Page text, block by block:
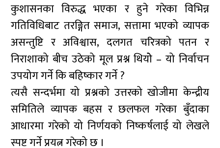
कुशासनका विरुद्ध भएका र हुने गरेका विभिन्न
गतिविधिबाट तरङ्गित समाज, सत्तामा भएको व्यापक
असन्तुष्टि र अविश्वास, दलगत चरित्रको पतन र
निराशाको बीच उठेको मूल प्रश्न थियोे – यो निर्वाचन
उपयोग गर्ने कि बहिष्कार गर्ने ?
त्यसै सन्दर्भमा यो प्रश्नको उत्तरको खोजीमा केन्द्रीय
समितिले व्यापक बहस र छलफल गरेका बुँदाका
आधारमा गरेको यो निर्णयको निष्कर्षलाई यो लेखले
स्पष्ट गर्ने प्रयत्न गरेको छ ।